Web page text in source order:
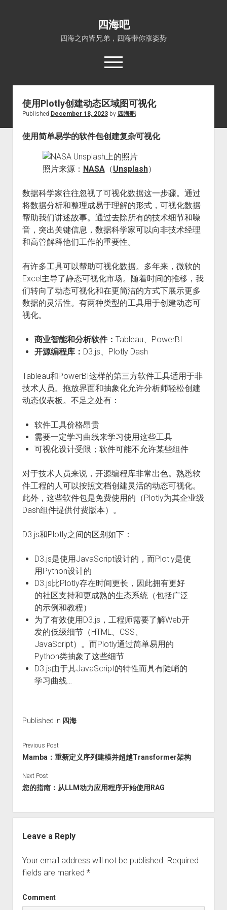
四海吧
四海之内皆兄弟，四海带你涨姿势
open
menu
首页
四海知识
menu
涨姿势
福利吧
技术控
福利福利
电影推荐
火星情报局
四海
关于四海吧
小猪AI
算娘区块链
使用Plotly创建动态区域图可视化
Published December 18, 2023by 四海吧
使用简单易学的软件包创建复杂可视化
照片来源： NASA（Unsplash）
数据科学家往往忽视了可视化数据这一步骤。通过
将数据分析和整理成易于理解的形式，可视化数据
帮助我们讲述故事。通过去除所有的技术细节和噪
音，突出关键信息，数据科学家可以向非技术经理
和高管解释他们工作的重要性。
有许多工具可以帮助可视化数据。多年来，微软的
Excel主导了静态可视化市场。随着时间的推移，我
们转向了动态可视化和在更简洁的方式下展示更多
数据的灵活性。有两种类型的工具用于创建动态可
视化。
商业智能和分析软件： Tableau、PowerBI
开源编程库： D3.js、Plotly Dash
Tableau和PowerBI这样的第三方软件工具适用于非
技术人员。拖放界面和抽象化允许分析师轻松创建
动态仪表板。不足之处有：
软件工具价格昂贵
需要一定学习曲线来学习使用这些工具
可视化设计受限；软件可能不允许某些组件
对于技术人员来说，开源编程库非常出色。熟悉软
件工程的人可以按照文档创建灵活的动态可视化。
此外，这些软件包是免费使用的（Plotly为其企业级
Dash组件提供付费版本）。
D3.js和Plotly之间的区别如下：
D3.js是使用JavaScript设计的，而Plotly是使
用Python设计的
D3.js比Plotly存在时间更长，因此拥有更好
的社区支持和更成熟的生态系统（包括广泛
的示例和教程）
为了有效使用D3.js，工程师需要了解Web开
发的低级细节（HTML、CSS、
JavaScript）。而Plotly通过简单易用的
Python类抽象了这些细节
D3.js由于其JavaScript的特性而具有陡峭的
学习曲线…
Published in 四海
Previous Post
Mamba：重新定义序列建模并超越Transformer架构
Next Post
您的指南：从LLM动力应用程序开始使用RAG
Leave a Reply
Your email address will not be published. Required
fields are marked *
Comment